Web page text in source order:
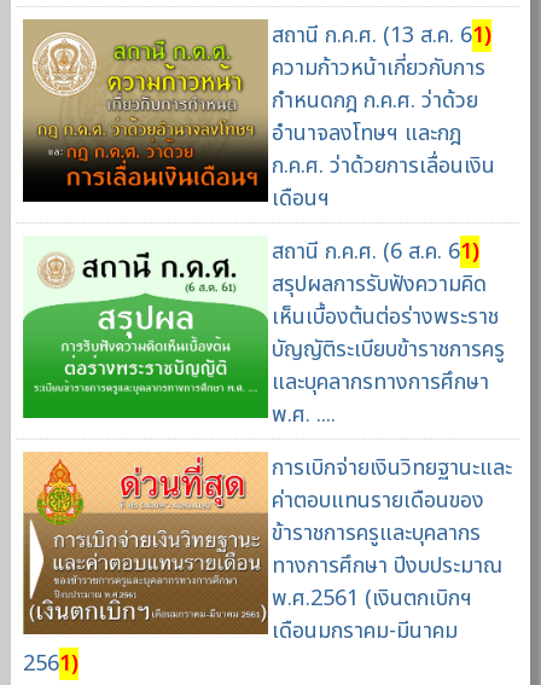
สถานี ก.ค.ศ. (13 ส.ค. 61)
ความก้าวหน้าเกี่ยวกับการ
กำหนดกฎ ก.ค.ศ. ว่าด้วย
อำนาจลงโทษฯ และกฎ
ก.ค.ศ. ว่าด้วยการเลื่อนเงิน
เดือนฯ
สถานี ก.ค.ศ. (6 ส.ค. 61)
สรุปผลการรับฟังความคิด
เห็นเบื้องต้นต่อร่างพระราช
บัญญัติระเบียบข้าราชการครู
และบุคลากรทางการศึกษา
พ.ศ. ....
การเบิกจ่ายเงินวิทยฐานะและ
ค่าตอบแทนรายเดือนของ
ข้าราชการครูและบุคลากร
ทางการศึกษา ปีงบประมาณ
พ.ศ.2561 (เงินตกเบิกฯ
เดือนมกราคม-มีนาคม
2561)